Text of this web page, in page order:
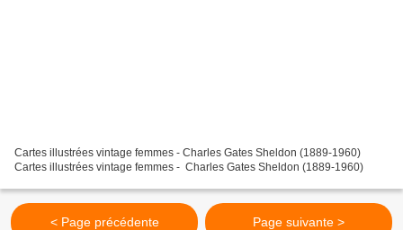
Cartes illustrées vintage femmes - Charles Gates Sheldon (1889-1960)
Cartes illustrées vintage femmes - Charles Gates Sheldon (1889-1960)
< Page précédente Page suivante >